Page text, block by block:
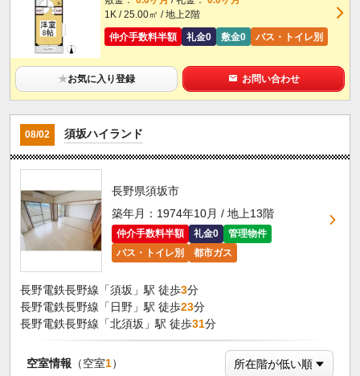
1K / 25.00㎡ / 地上2階
仲介手数料半額
礼金0 敷金0 バス・トイレ別
★お気に入り登録 お問い合わせ
08/02 須坂ハイランド
長野県須坂市
築年月：1974年10月 / 地上13階
仲介手数料半額 礼金0
管理物件
バス・トイレ別
都市ガス
長野電鉄長野線「須坂」駅 徒歩3分
長野電鉄長野線「日野」駅 徒歩23分
長野電鉄長野線「北須坂」駅 徒歩31分
空室情報 （空室1）